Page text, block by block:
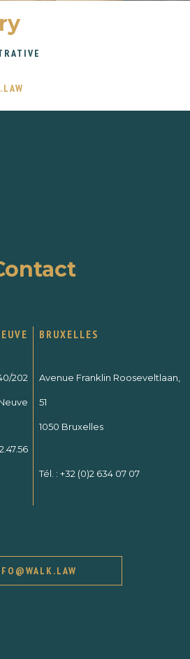
202
BRUXELLES
Avenue Franklin Rooseveltlaan,
51
1050 Bruxelles
Tél. : +32 (0)2 634 07 07